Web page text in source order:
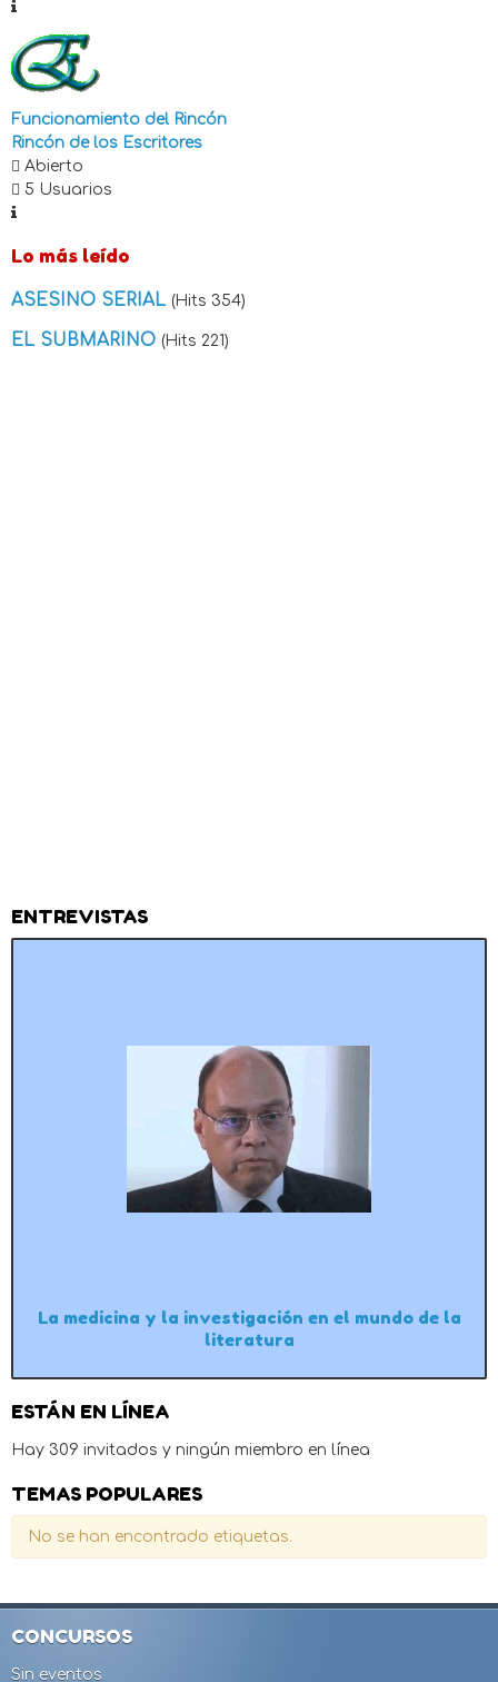
Funcionamiento del Rincón
Rincón de los Escritores
Abierto
5 Usuarios
Lo más leído
ASESINO SERIAL (Hits 354)
EL SUBMARINO (Hits 221)
ENTREVISTAS
La medicina y la investigación en el mundo de la
literatura
ESTÁN EN LÍNEA
Hay 309 invitados y ningún miembro en línea
TEMAS POPULARES
No se han encontrado etiquetas.
CONCURSOS
Sin eventos